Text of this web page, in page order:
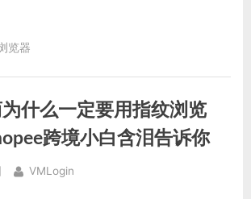
览器
什么一定要用指纹浏览
跨境小白含泪告诉你
By
VMLogin